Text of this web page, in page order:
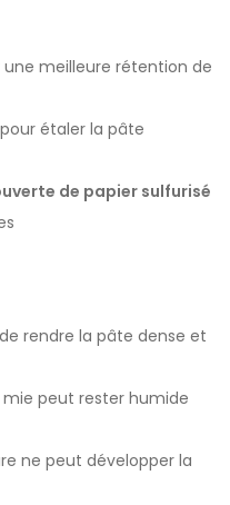
une meilleure rétention de
pour étaler la pâte
de papier sulfurisé
de rendre la pâte dense et
mie peut rester humide
ne peut développer la